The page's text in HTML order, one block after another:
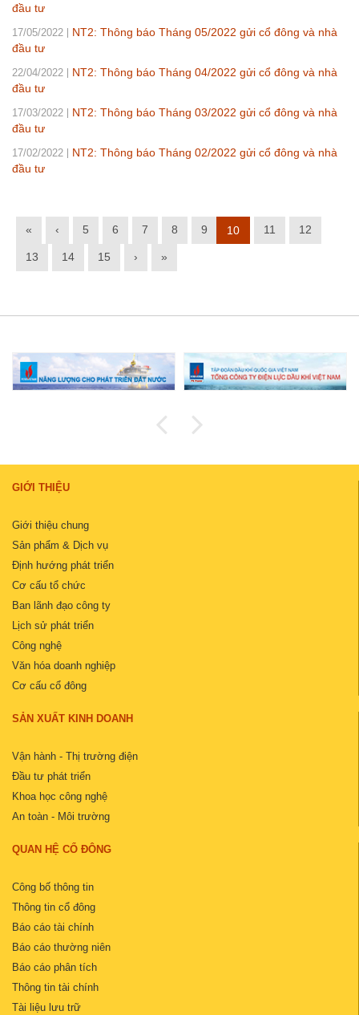
đầu tư
17/05/2022
NT2: Thông báo Tháng 05/2022 gửi cổ đông và nhà
đầu tư
22/04/2022
NT2: Thông báo Tháng 04/2022 gửi cổ đông và nhà
đầu tư
17/03/2022
NT2: Thông báo Tháng 03/2022 gửi cổ đông và nhà
đầu tư
17/02/2022
NT2: Thông báo Tháng 02/2022 gửi cổ đông và nhà
đầu tư
« ‹ 5 6 7 8 9 10 11 12
13 14 15 › »
GIỚI THIỆU
Giới thiệu chung
Sản phẩm & Dịch vụ
Định hướng phát triển
Cơ cấu tổ chức
Ban lãnh đạo công ty
Lịch sử phát triển
Công nghệ
Văn hóa doanh nghiệp
Cơ cấu cổ đông
SẢN XUẤT KINH DOANH
Vận hành - Thị trường điện
Đầu tư phát triển
Khoa học công nghệ
An toàn - Môi trường
QUAN HỆ CỔ ĐÔNG
Công bố thông tin
Thông tin cổ đông
Báo cáo tài chính
Báo cáo thường niên
Báo cáo phân tích
Thông tin tài chính
Tài liệu lưu trữ